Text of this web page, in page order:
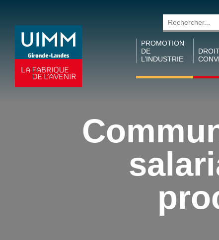
Rechercher
PROMOTION
DE
L’INDUSTRIE
d’apprentissage
(ARDACT)
Semaine de
l’industrie
Trajectoires
Industrielles
I&C